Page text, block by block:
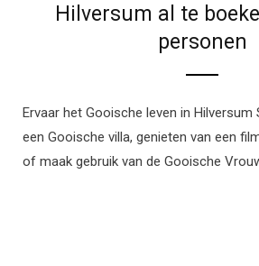
Hilversum al te
personen
Ervaar het Gooische leven in Hilversum
een Gooische villa, genieten van een
of maak gebruik van de Gooische